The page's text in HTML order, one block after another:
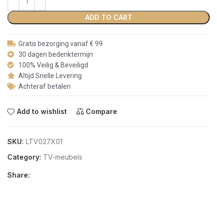
ADD TO CART
Gratis bezorging vanaf € 99
30 dagen bedenktermijn
100% Veilig & Beveiligd
Altijd Snelle Levering
Achteraf betalen
Add to wishlist Compare
SKU: LTV027X01
Category: TV-meubels
Share: